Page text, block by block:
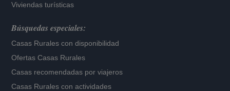
Viviendas turísticas
Búsquedas especiales:
Casas Rurales con disponibilidad
Ofertas Casas Rurales
Casas recomendadas por viajeros
Casas Rurales con actividades